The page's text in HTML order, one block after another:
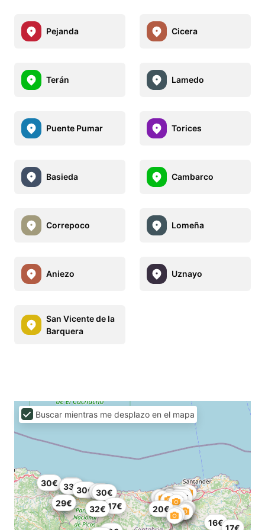
Pejanda Cicera
Terán Lamedo
Puente Pumar Torices
Basieda Cambarco
Correpoco Lomeña
Aniezo Uznayo
San Vicente de la
Barquera
12€
16€
16€
17€
17€
17€
20€
20€
22€
27€
28€
29€
30€
30€ 30€
32€
33€
Buscar mientras me desplazo en el mapa